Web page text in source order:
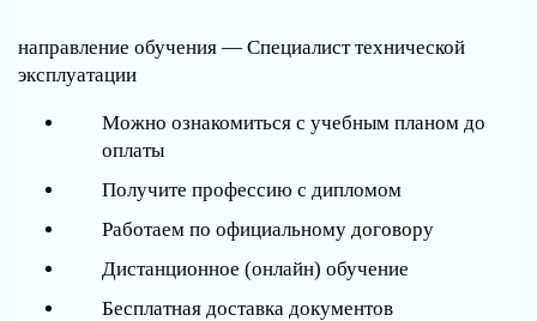
направление обучения — Специалист технической
эксплуатации
Можно ознакомиться с учебным планом до
оплаты
Получите профессию с дипломом
Работаем по официальному договору
Дистанционное (онлайн) обучение
Бесплатная доставка документов